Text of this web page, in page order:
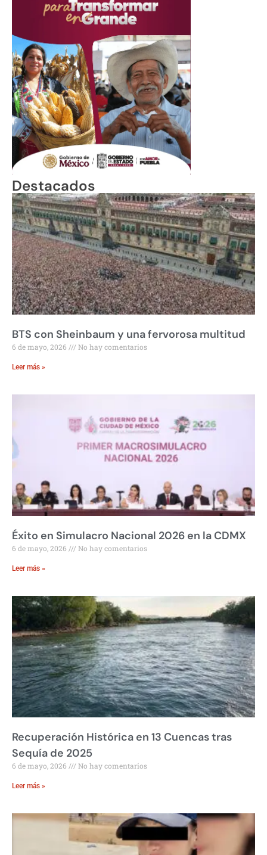
Destacados
BTS con Sheinbaum y una fervorosa multitud
6 de mayo, 2026 No hay comentarios
Leer más »
Éxito en Simulacro Nacional 2026 en la CDMX
6 de mayo, 2026 No hay comentarios
Leer más »
Recuperación Histórica en 13 Cuencas tras
Sequía de 2025
6 de mayo, 2026 No hay comentarios
Leer más »